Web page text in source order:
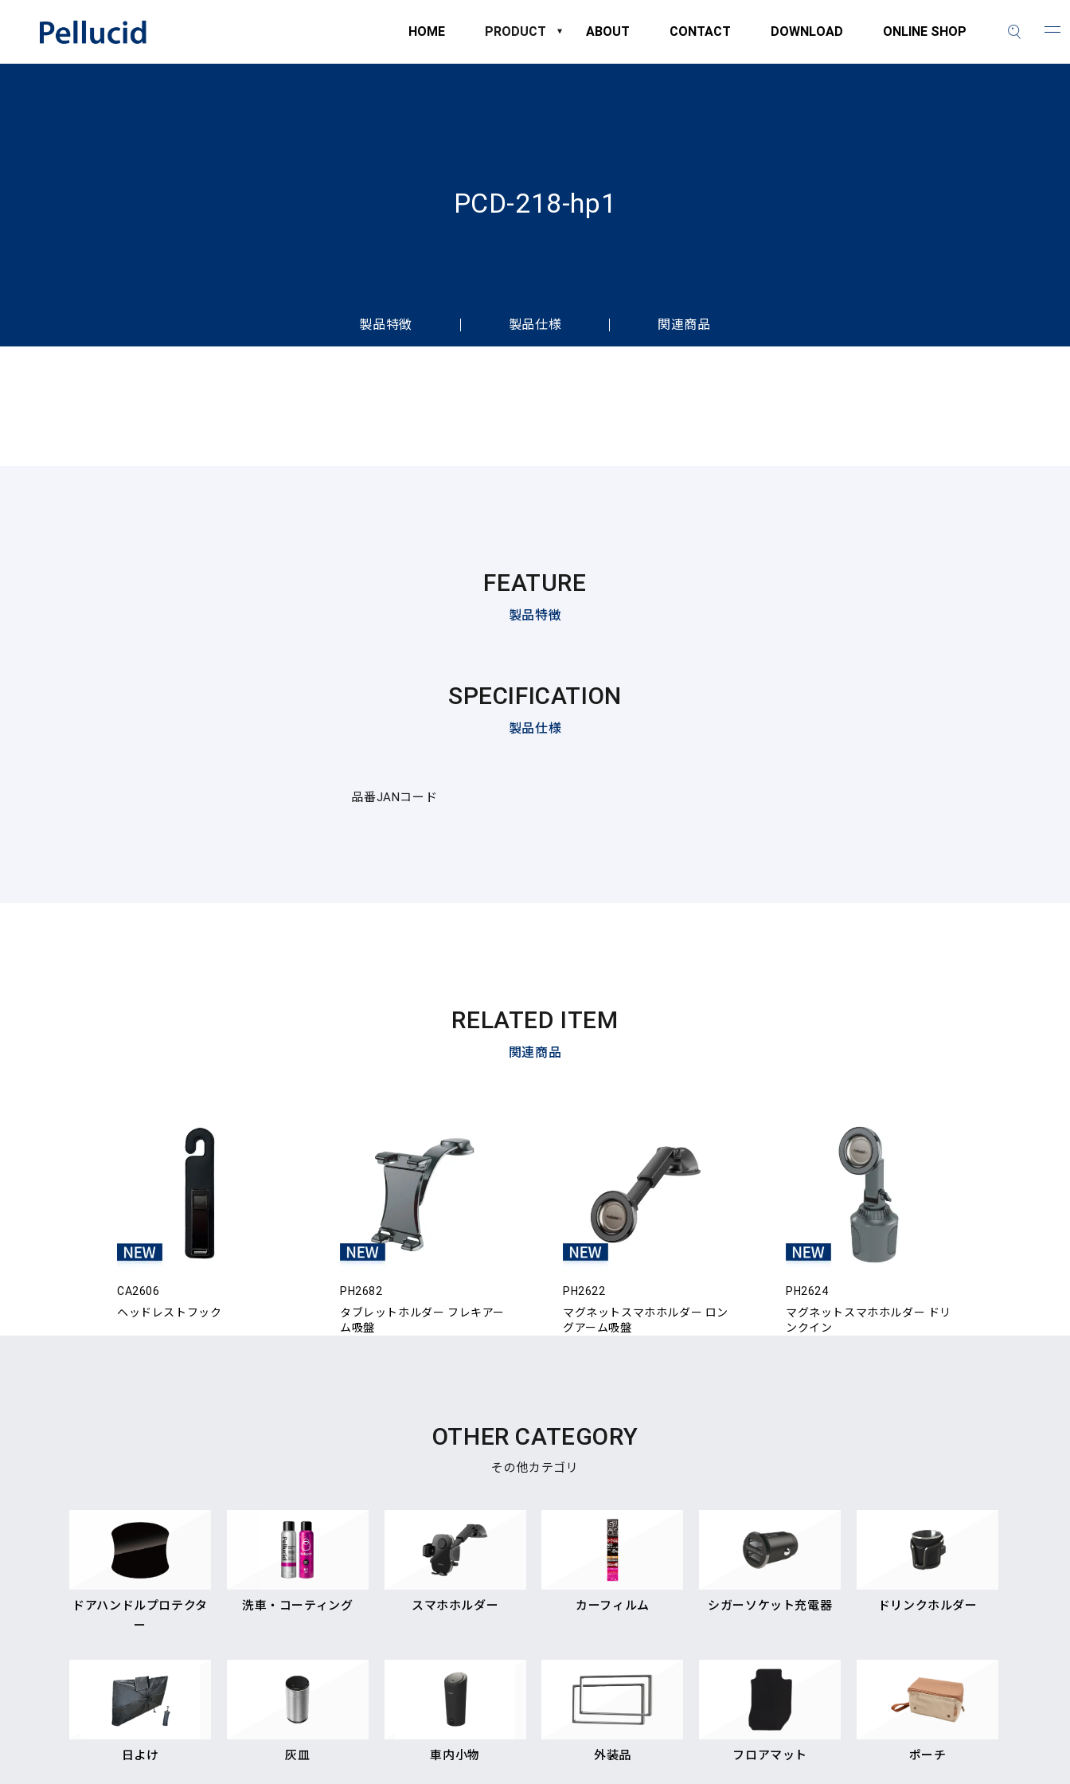
HOME PRODUCT ABOUT CONTACT DOWNLOAD ONLINE SHOP
PCD-218-hp1
製品特徴 製品仕様 関連商品
FEATURE
製品特徴
SPECIFICATION
製品仕様
品番JANコード
RELATED ITEM
関連商品
CA2606
ヘッドレストフック
PH2682
タブレットホルダー フレキアー
ム吸盤
PH2622
マグネットスマホホルダー ロン
グアーム吸盤
PH2624
マグネットスマホホルダー ドリ
ンクイン
OTHER CATEGORY
その他カテゴリ
ドアハンドルプロテクタ
ー
洗車・コーティング スマホホルダー カーフィルム シガーソケット充電器 ドリンクホルダー
日よけ 灰皿 車内小物 外装品 フロアマット ポーチ